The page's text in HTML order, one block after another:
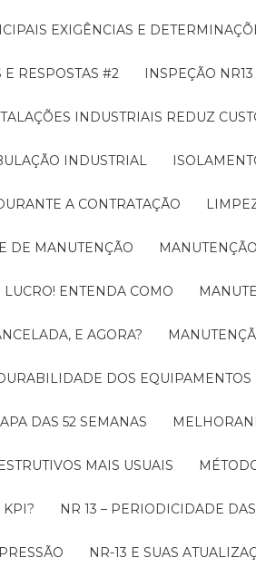
EXIGÊNCIAS E
E RESPOSTAS #2 INSPEÇÃO
INDUSTRIAIS REDUZ
INDUSTRIAL
A CONTRATAÇÃO
DE MANUTENÇÃO
LUCRO! ENTENDA COMO
E AGORA?
DOS EQUIPAMENTOS
MAPA DAS 52 SEMANAS
MAIS USUAIS
KPI? NR 13 – PERIODICIDADE
NR-13 E SUAS